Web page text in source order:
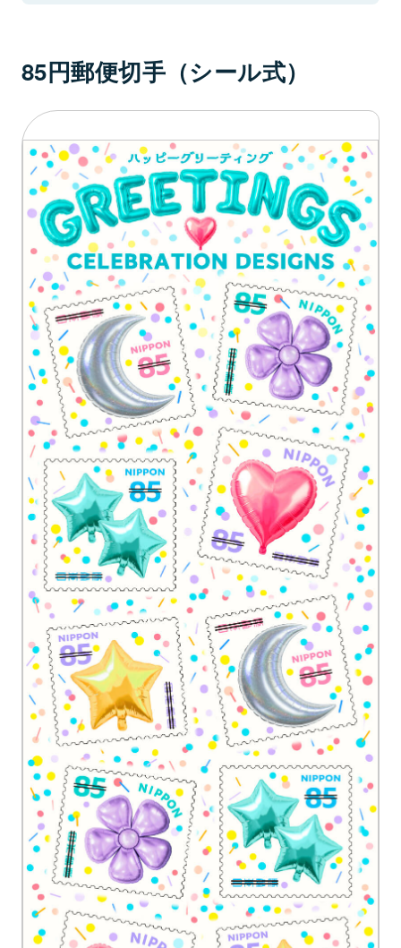
85円郵便切手（シール式）